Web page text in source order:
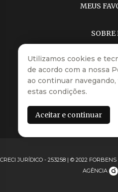
MEUS
SOBRE
ONDE
Rua dos
CRECI JURÍDICO - 253258 | © 2022
AGÊNCIA
Utilizamos cookies e
de acordo com a nossa
ao continuar
estas condições.
Aceitar e continuar